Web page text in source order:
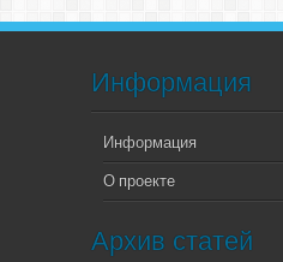
Информация
Информация
О проекте
Архив статей